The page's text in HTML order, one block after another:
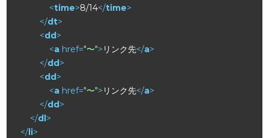
<time>8/14</time>
</dt>
<dd>
<a href="〜"> リンク先</a>
</dd>
<dd>
<a href="〜"> リンク先</a>
</dd>
</dl>
</li>